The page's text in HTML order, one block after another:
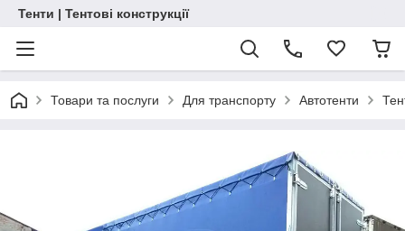
Тенти | Тентові конструкції
Товари та послуги Для транспорту Автотенти